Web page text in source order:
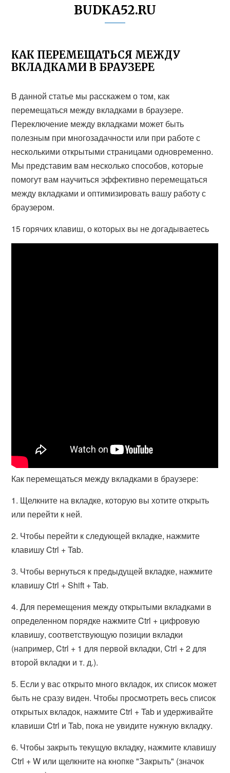
BUDKA52.RU
КАК ПЕРЕМЕЩАТЬСЯ МЕЖДУ
ВКЛАДКАМИ В БРАУЗЕРЕ
В данной статье мы расскажем о том, как
перемещаться между вкладками в браузере.
Переключение между вкладками может быть
полезным при многозадачности или при работе с
несколькими открытыми страницами одновременно.
Мы представим вам несколько способов, которые
помогут вам научиться эффективно перемещаться
между вкладками и оптимизировать вашу работу с
браузером.
15 горячих клавиш, о которых вы не догадываетесь
Как перемещаться между вкладками в браузере:
1. Щелкните на вкладке, которую вы хотите открыть
или перейти к ней.
2. Чтобы перейти к следующей вкладке, нажмите
клавишу Ctrl + Tab.
3. Чтобы вернуться к предыдущей вкладке, нажмите
клавишу Ctrl + Shift + Tab.
4. Для перемещения между открытыми вкладками в
определенном порядке нажмите Ctrl + цифровую
клавишу, соответствующую позиции вкладки
(например, Ctrl + 1 для первой вкладки, Ctrl + 2 для
второй вкладки и т. д.).
5. Если у вас открыто много вкладок, их список может
быть не сразу виден. Чтобы просмотреть весь список
открытых вкладок, нажмите Ctrl + Tab и удерживайте
клавиши Ctrl и Tab, пока не увидите нужную вкладку.
6. Чтобы закрыть текущую вкладку, нажмите клавишу
Ctrl + W или щелкните на кнопке "Закрыть" (значок